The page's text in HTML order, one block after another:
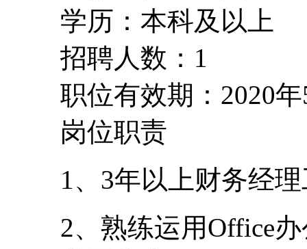
学历：本科及以上
招聘人数：1
职位有效期：2020
岗位职责
1、3年以上财务经
2、熟练运用Office